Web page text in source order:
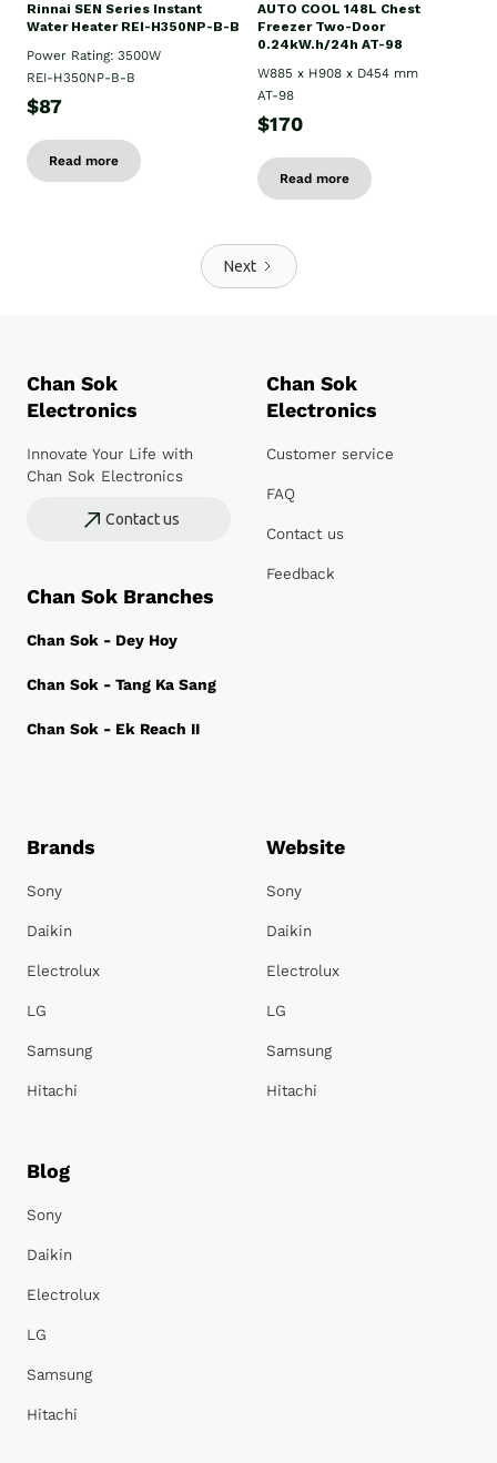
Rinnai SEN Series Instant
Water Heater REI-H350NP-B-B
Power Rating: 3500W
REI-H350NP-B-B
$87
Read more
AUTO COOL 148L Chest
Freezer Two-Door
0.24kW.h/24h AT-98
W885 x H908 x D454 mm
AT-98
$170
Read more
Next
Chan Sok
Electronics
Innovate Your Life with
Chan Sok Electronics
Contact us
Chan Sok Branches
Chan Sok - Dey Hoy
Chan Sok - Tang Ka Sang
Chan Sok - Ek Reach II
Chan Sok
Electronics
Customer service
FAQ
Contact us
Feedback
Brands
Sony
Daikin
Electrolux
LG
Samsung
Hitachi
Website
Sony
Daikin
Electrolux
LG
Samsung
Hitachi
Blog
Sony
Daikin
Electrolux
LG
Samsung
Hitachi